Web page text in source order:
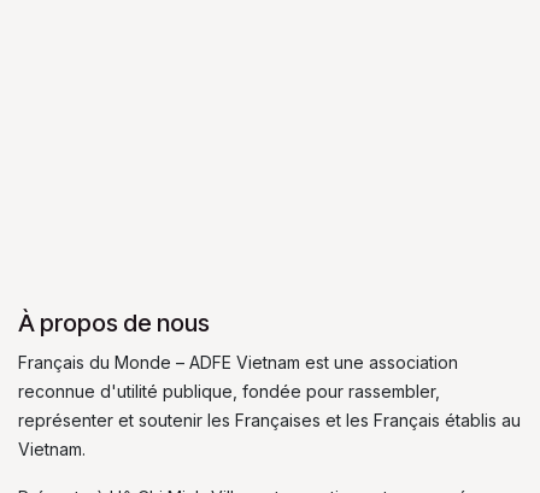
À propos de nous
Français du Monde – ADFE Vietnam est une association
reconnue d'utilité publique, fondée pour rassembler,
représenter et soutenir les Françaises et les Français établis au
Vietnam.